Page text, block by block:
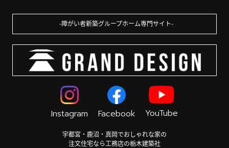
障がい者新築グループホーム専門サイト
Instagram Facebook YouTube
宇都宮・鹿沼・真岡でおしゃれな家の
注文住宅なら工務店の栃木建築社